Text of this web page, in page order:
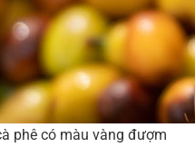
phê có màu vàng đượm